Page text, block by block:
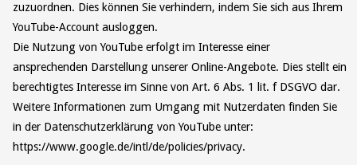
zuzuordnen. Dies können Sie verhindern, indem Sie sich aus Ihrem
YouTube-Account ausloggen.
Die Nutzung von YouTube erfolgt im Interesse einer
ansprechenden Darstellung unserer Online-Angebote. Dies stellt ein
berechtigtes Interesse im Sinne von Art. 6 Abs. 1 lit. f DSGVO dar.
Weitere Informationen zum Umgang mit Nutzerdaten finden Sie
in der Datenschutzerklärung von YouTube unter:
https://www.google.de/intl/de/policies/privacy.